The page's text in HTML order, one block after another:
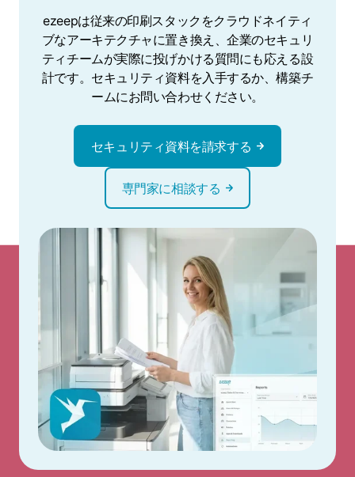
ezeepは従来の印刷スタックをクラウドネイティ
ブなアーキテクチャに置き換え、企業のセキュリ
ティチームが実際に投げかける質問にも応える設
計です。セキュリティ資料を入手するか、構築チ
ームにお問い合わせください。
セキュリティ資料を請求する
専門家に相談する